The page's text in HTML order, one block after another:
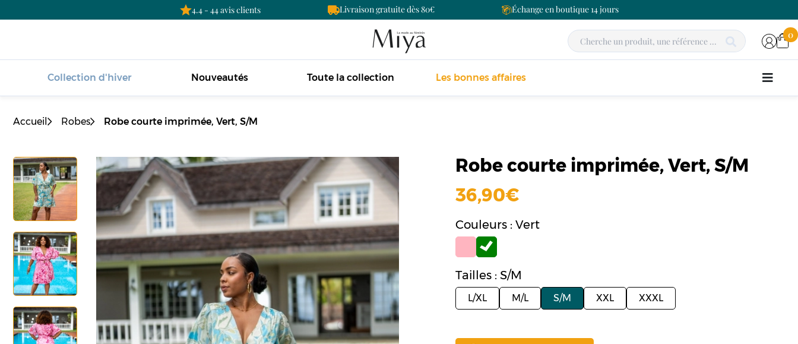
4.4 - 44 avis clients Livraison gratuite dès 80 Échange en boutique 14 jours
0
Collection d'hiver Nouveautés Toute la collection Les bonnes affaires
Accueil Robes Robe courte imprimée, Vert, S/M
Robe courte imprimée, Vert, S/M
36,90
Couleurs : Vert
Tailles : S/M
L/XL M/L S/M XXL XXXL